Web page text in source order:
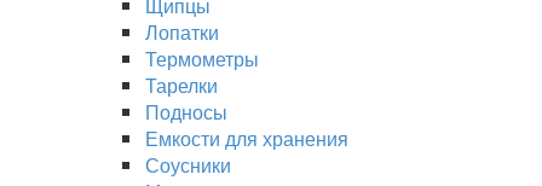
Лопатки
Термометры
Тарелки
Подносы
Емкости для хранения
Соусники